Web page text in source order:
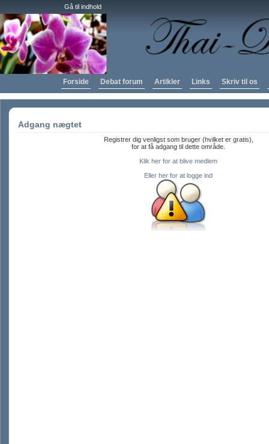
Gå til indhold
Forside Debat forum Artikler Links Skriv til os
Adgang nægtet
Registrer dig venligst som bruger (hvilket er gratis),
for at få adgang til dette område.
Klik her for at blive medlem
Eller her for at logge ind